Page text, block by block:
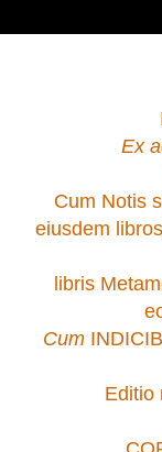
Ex
Cum Notis
eiusdem
libris
Cum
Editio